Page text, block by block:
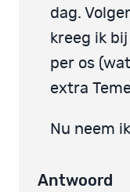
dag.
kreeg ik
per os
extra
Nu neem
Antwoord